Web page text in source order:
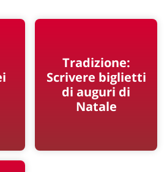
Tradizione:
Scrivere biglietti
di auguri di
Natale